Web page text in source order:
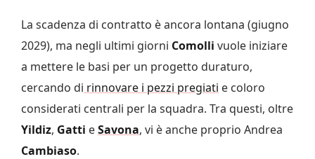
La scadenza di contratto è ancora lontana (giugno
2029), ma negli ultimi giorni Comolli vuole iniziare
a mettere le basi per un progetto duraturo,
cercando di rinnovare i pezzi pregiati e coloro
considerati centrali per la squadra. Tra questi, oltre
Yildiz, Gatti eSavona, vi è anche proprio Andrea
Cambiaso.